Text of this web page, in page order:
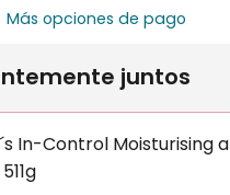
Más opciones de pago
juntos
In-Control Moisturising